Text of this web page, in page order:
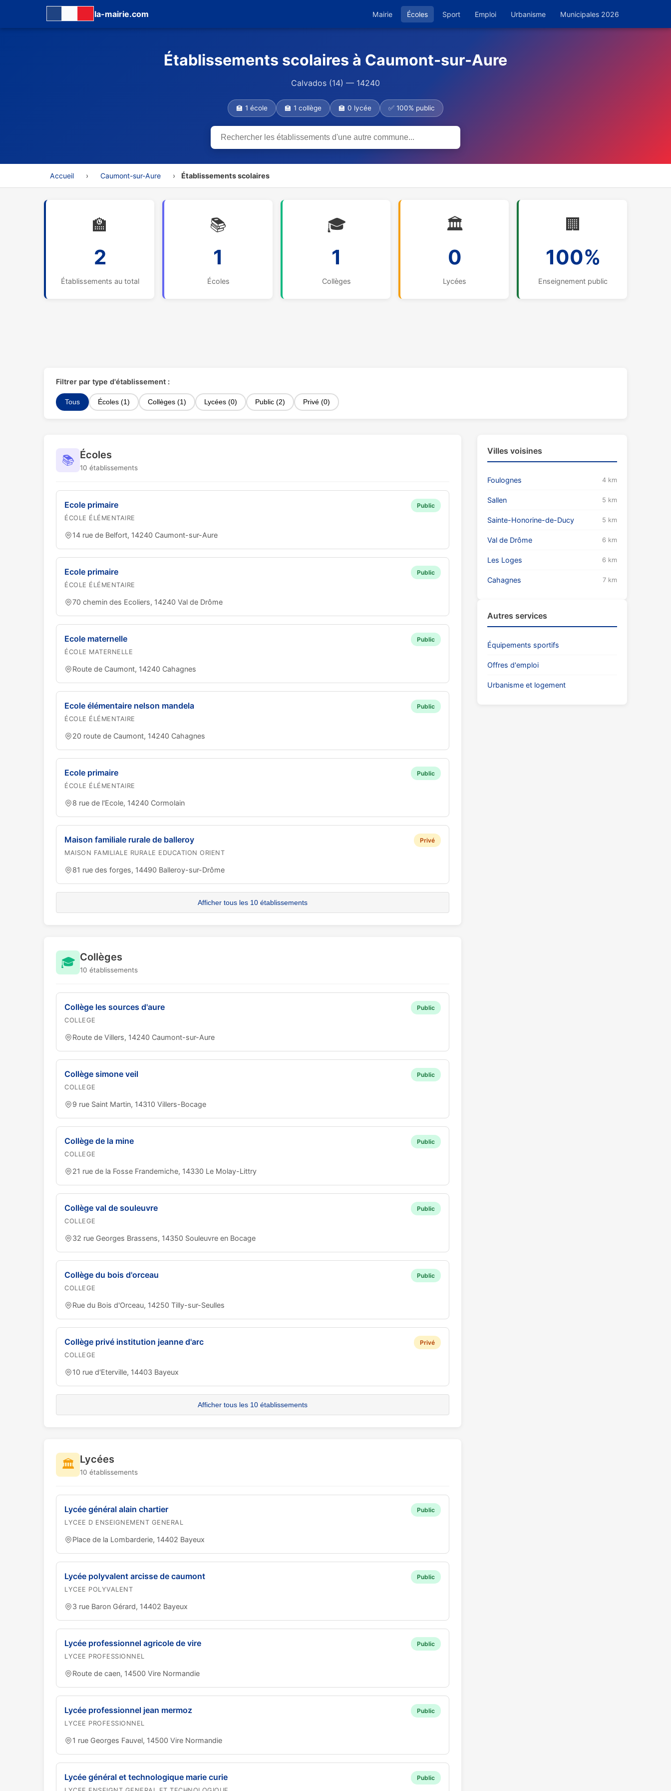
la-mairie.com Mairie Écoles Sport Emploi Urbanisme Municipales 2026
Établissements scolaires à Caumont-sur-Aure
Calvados (14) — 14240
🏫 1 école 🏫 1 collège 🏫 0 lycée ✅ 100% public
Accueil › Caumont-sur-Aure › Établissements scolaires
🏫
2
Établissements au total
📚
1
Écoles
🎓
1
Collèges
🏛️
0
Lycées
🏢
100%
Enseignement public
Filtrer par type d'établissement :
Tous Écoles (1) Collèges (1) Lycées (0) Public (2) Privé (0)
📚 Écoles
10 établissements
Ecole primaire
ÉCOLE ÉLÉMENTAIRE
Public
14 rue de Belfort, 14240 Caumont-sur-Aure
Ecole primaire
ÉCOLE ÉLÉMENTAIRE
Public
70 chemin des Ecoliers, 14240 Val de Drôme
Ecole maternelle
ÉCOLE MATERNELLE
Public
Route de Caumont, 14240 Cahagnes
Ecole élémentaire nelson mandela
ÉCOLE ÉLÉMENTAIRE
Public
20 route de Caumont, 14240 Cahagnes
Ecole primaire
ÉCOLE ÉLÉMENTAIRE
Public
8 rue de l'Ecole, 14240 Cormolain
Maison familiale rurale de balleroy
MAISON FAMILIALE RURALE EDUCATION ORIENT
Privé
81 rue des forges, 14490 Balleroy-sur-Drôme
Afficher tous les 10 établissements
🎓 Collèges
10 établissements
Collège les sources d'aure
COLLEGE
Public
Route de Villers, 14240 Caumont-sur-Aure
Collège simone veil
COLLEGE
Public
9 rue Saint Martin, 14310 Villers-Bocage
Collège de la mine
COLLEGE
Public
21 rue de la Fosse Frandemiche, 14330 Le Molay-Littry
Collège val de souleuvre
COLLEGE
Public
32 rue Georges Brassens, 14350 Souleuvre en Bocage
Collège du bois d'orceau
COLLEGE
Public
Rue du Bois d'Orceau, 14250 Tilly-sur-Seulles
Collège privé institution jeanne d'arc
COLLEGE
Privé
10 rue d'Eterville, 14403 Bayeux
Afficher tous les 10 établissements
🏛️ Lycées
10 établissements
Lycée général alain chartier
LYCEE D ENSEIGNEMENT GENERAL
Public
Place de la Lombarderie, 14402 Bayeux
Lycée polyvalent arcisse de caumont
LYCEE POLYVALENT
Public
3 rue Baron Gérard, 14402 Bayeux
Lycée professionnel agricole de vire
LYCEE PROFESSIONNEL
Public
Route de caen, 14500 Vire Normandie
Lycée professionnel jean mermoz
LYCEE PROFESSIONNEL
Public
1 rue Georges Fauvel, 14500 Vire Normandie
Lycée général et technologique marie curie Public
Villes voisines
Foulognes 4 km
Sallen 5 km
Sainte-Honorine-de-Ducy 5 km
Val de Drôme 6 km
Les Loges 6 km
Cahagnes 7 km
Autres services
Équipements sportifs
Offres d'emploi
Urbanisme et logement